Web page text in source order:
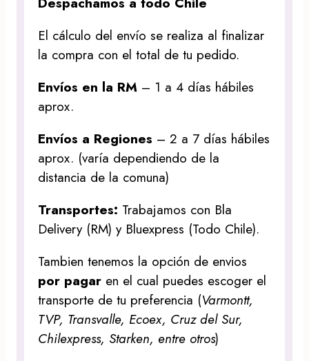
El cálculo del envío se realiza al finalizar
la compra con el total de tu pedido.
Envíos en la RM – 1 a 4 días hábiles
aprox.
Envíos a Regiones – 2 a 7 días hábiles
aprox. (varía dependiendo de la
distancia de la comuna)
Transportes: Trabajamos con Bla
Delivery (RM) y Bluexpress (Todo Chile).
Tambien tenemos la opción de envios
por pagar en el cual puedes escoger el
transporte de tu preferencia (Varmontt,
TVP, Transvalle, Ecoex, Cruz del Sur,
Chilexpress, Starken, entre otros)